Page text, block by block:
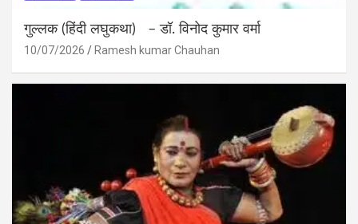
गुल्लक (हिंदी लघुकथा) – डॉ. विनोद कुमार वर्मा
10/07/2026 Ramesh kumar Chauhan